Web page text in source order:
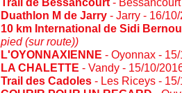
Duathlon M de Jarry - Jarry - 16/
10 km International de Sidi
pied (sur route))
L'OYONNAXIENNE - Oyonnax -
LA CHALETTE - Vandy - 15/10/
Trail des Cadoles - Les Riceys -